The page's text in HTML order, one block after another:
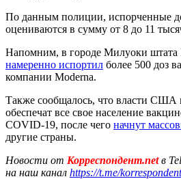
По данным полиции, испорченные
оцениваются в сумму от 8 до 11
Напомним, в городе Милуоки штата
намеренно испортил более 500 доз
компании Moderna.
Также сообщалось, что власти США
обеспечат все свое население
COVID-19, после чего начнут
другие страны.
Новости от Корреспондент.netв
на наш канал https://t.me/